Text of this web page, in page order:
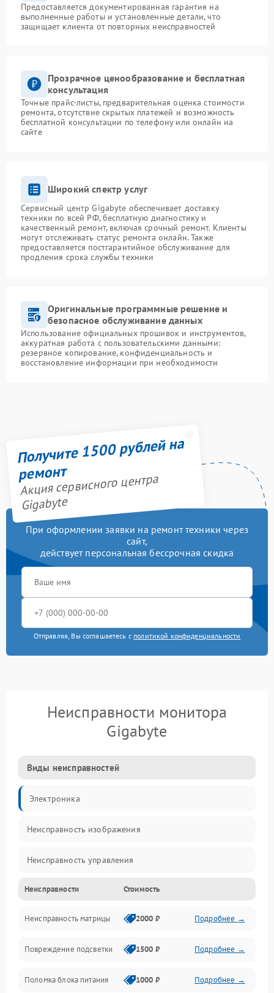
Предоставляется документированная гарантия на
выполненные работы и установленные детали, что
защищает клиента от повторных неисправностей
Прозрачное ценообразование и бесплатная
консультация
Точные прайс-листы, предварительная оценка стоимости
ремонта, отсутствие скрытых платежей и возможность
бесплатной консультации по телефону или онлайн на
сайте
Широкий спектр услуг
Сервисный центр Gigabyte обеспечивает доставку
техники по всей РФ, бесплатную диагностику и
качественный ремонт, включая срочный ремонт. Клиенты
могут отслеживать статус ремонта онлайн. Также
предоставляется постгарантийное обслуживание для
продления срока службы техники
Оригинальные программные решение и
безопасное обслуживание данных
Использование официальных прошивок и инструментов,
аккуратная работа с пользовательскими данными:
резервное копирование, конфиденциальность и
восстановление информации при необходимости
Получите 1500 рублей на
ремонт
Акция сервисного центра
Gigabyte
При оформлении заявки на ремонт техники через
сайт,
действует персональная бессрочная скидка
Отправляя, Вы соглашаетесь с политикой конфиденциальности
Неисправности монитора
Gigabyte
Виды неисправностей
Электроника
Неисправность изображения
Неисправность управления
Неисправность интерфейсов
Прочие неисправности
Неисправность звука
Механические повреждения
Неисправности Стоимость
Неисправность матрицы 2000 ₽ Подробнее →
Повреждение подсветки 1500 ₽ Подробнее →
Поломка блока питания 1000 ₽ Подробнее →